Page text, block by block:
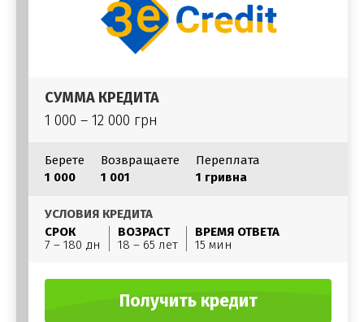
СУММА КРЕДИТА
1 000 – 12 000 грн
Берете
1 000
Возвращаете
1 001
Переплата
1 гривна
УСЛОВИЯ КРЕДИТА
СРОК
7 – 180 дн
ВОЗРАСТ
18 – 65 лет
ВРЕМЯ ОТВЕТА
15 мин
Получить кредит